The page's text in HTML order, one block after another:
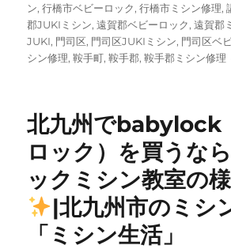
ン,行橋市ベビーロック,行橋市ミシン修理,
郡JUKIミシン,遠賀郡ベビーロック,遠賀郡
JUKI, 門司区, 門司区JUKIミシン, 門司区ベ
シン修理,鞍手町,鞍手郡,鞍手郡ミシン修理
北九州でbabylock
ロック）を買うな
ックミシン教室の
|北九州市のミシ
「ミシン生活」